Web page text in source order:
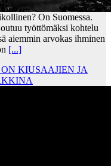
On Suomessa.
työttömäksi kohtelu
aiemmin arvokas ihminen
[...]
KIUSAAJIEN JA